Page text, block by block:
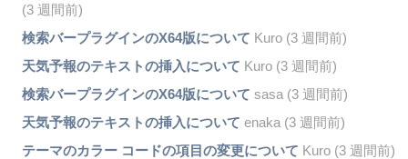
(3 週間前)
検索バープラグインのX64版について Kuro (3 週間前)
天気予報のテキストの挿入について Kuro (3 週間前)
検索バープラグインのX64版について sasa (3 週間前)
天気予報のテキストの挿入について enaka (3 週間前)
テーマのカラー コードの項目の変更について Kuro (3 週間前)